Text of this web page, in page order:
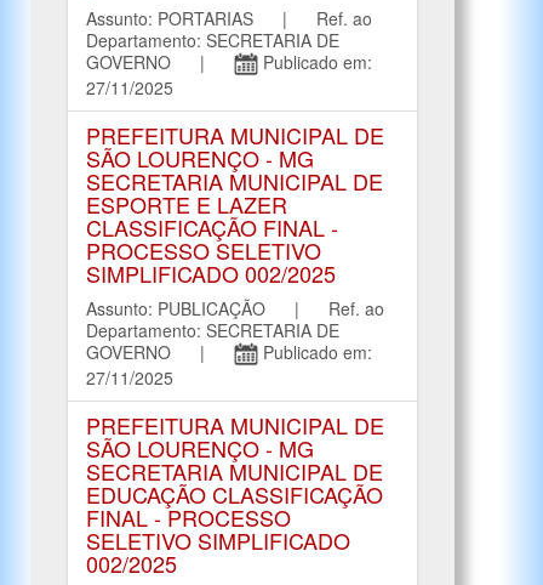
Assunto: PORTARIAS | Ref. ao
Departamento: SECRETARIA DE
GOVERNO |
Publicado em:
27/11/2025
PREFEITURA MUNICIPAL DE
SÃO LOURENÇO - MG
SECRETARIA MUNICIPAL DE
ESPORTE E LAZER
CLASSIFICAÇÃO FINAL -
PROCESSO SELETIVO
SIMPLIFICADO 002/2025
Assunto: PUBLICAÇÃO | Ref. ao
Departamento: SECRETARIA DE
GOVERNO |
Publicado em:
27/11/2025
PREFEITURA MUNICIPAL DE
SÃO LOURENÇO - MG
SECRETARIA MUNICIPAL DE
EDUCAÇÃO CLASSIFICAÇÃO
FINAL - PROCESSO
SELETIVO SIMPLIFICADO
002/2025